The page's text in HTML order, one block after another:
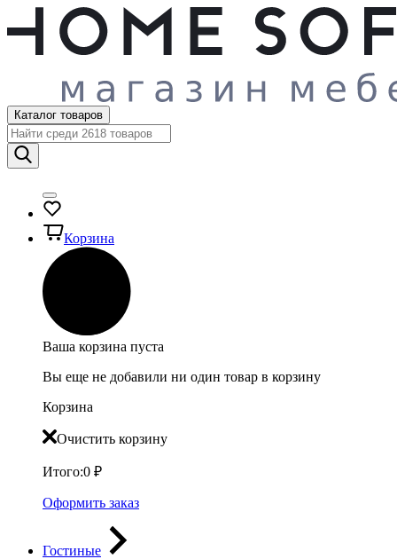
Каталог товаров
Корзина
Ваша корзина пуста
Вы еще не добавили ни один товар в корзину
Корзина
Очистить корзину
Итого:0 ₽
Оформить заказ
Гостиные